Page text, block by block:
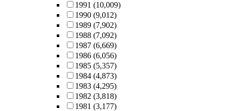
1991 (10,009)
1990 (9,012)
1989 (7,902)
1988 (7,092)
1987 (6,669)
1986 (6,056)
1985 (5,357)
1984 (4,873)
1983 (4,295)
1982 (3,818)
1981 (3,177)